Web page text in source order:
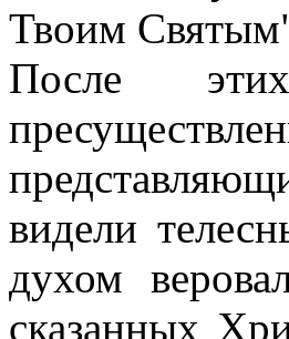
Твоим
После
видели
духом
сказанных